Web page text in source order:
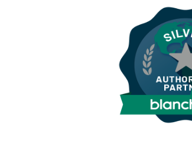
演讲
团队建设
Webinars